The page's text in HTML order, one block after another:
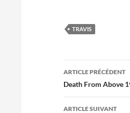
TRAVIS
Navigation
des
articles
ARTICLE PRÉCÉDENT
Death From Above
ARTICLE SUIVANT